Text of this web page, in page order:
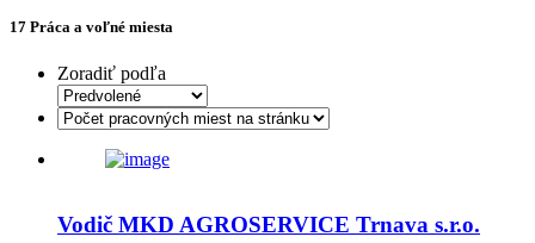
17 Práca a voľné miesta
Zoradiť podľa
Vodič MKD AGROSERVICE Trnava s.r.o.